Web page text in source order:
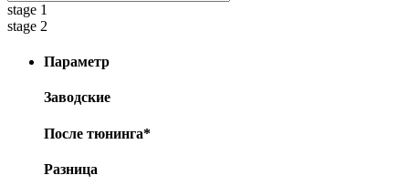
stage 1
stage 2
Параметр
Заводские
После тюнинга*
Разница